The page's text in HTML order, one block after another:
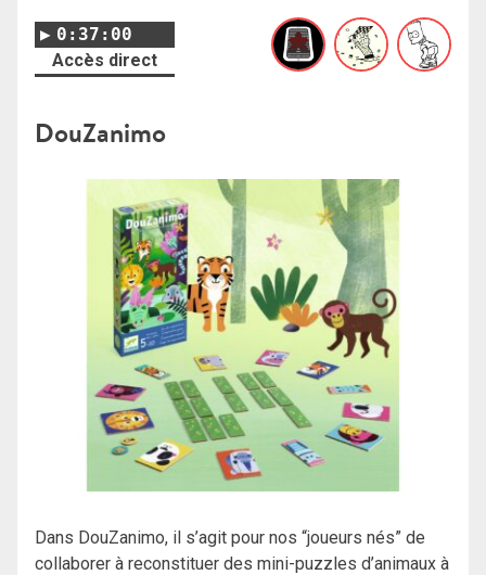
0:37:00
Accès direct
DouZanimo
Dans DouZanimo, il s’agit pour nos “joueurs nés” de
collaborer à reconstituer des mini-puzzles d’animaux à